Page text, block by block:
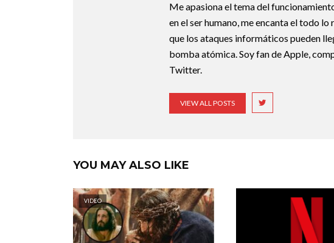
Me apasiona el tema del
en el ser humano, me encanta el todo
que los ataques informáticos pueden
bomba atómica. Soy fan de Apple,
Twitter.
VIEW ALL POSTS
YOU MAY ALSO LIKE
VIDEO